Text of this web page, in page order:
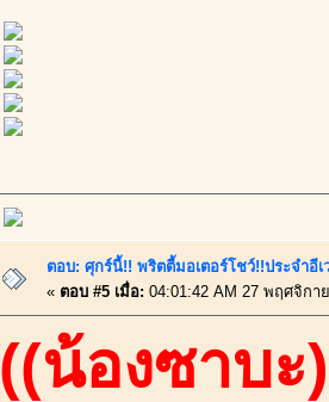
ตอบ: ศุกร์นี้!! พริตตี้มอเตอร์โชว์!!ประจำอี
« ตอบ #5 เมื่อ: 04:01:42 AM 27 พฤศจิกา
((น้องซาบะ